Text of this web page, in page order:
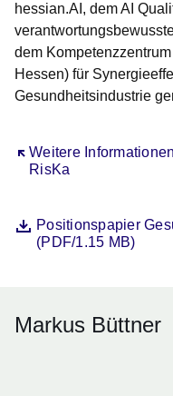
hessian.AI, dem AI
dem
Hessen) für
Gesundheitsindustrie
Weitere
RisKa
Öffnet sich in einem
DateiPositionspapier
(PDF/1.15 MB)
Öffnet sich in einem
Markus Büttner